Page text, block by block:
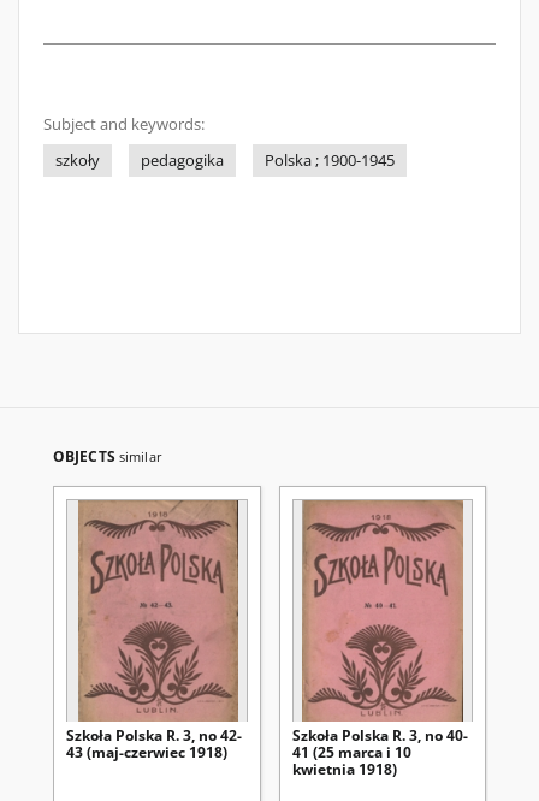
Subject and keywords:
szkoły
pedagogika Polska ; 1900-1945
OBJECTS similar
Szkoła Polska R. 3, no 42-
43 (maj-czerwiec 1918)
Szkoła Polska R. 3, no 40-
41 (25 marca i 10
kwietnia 1918)